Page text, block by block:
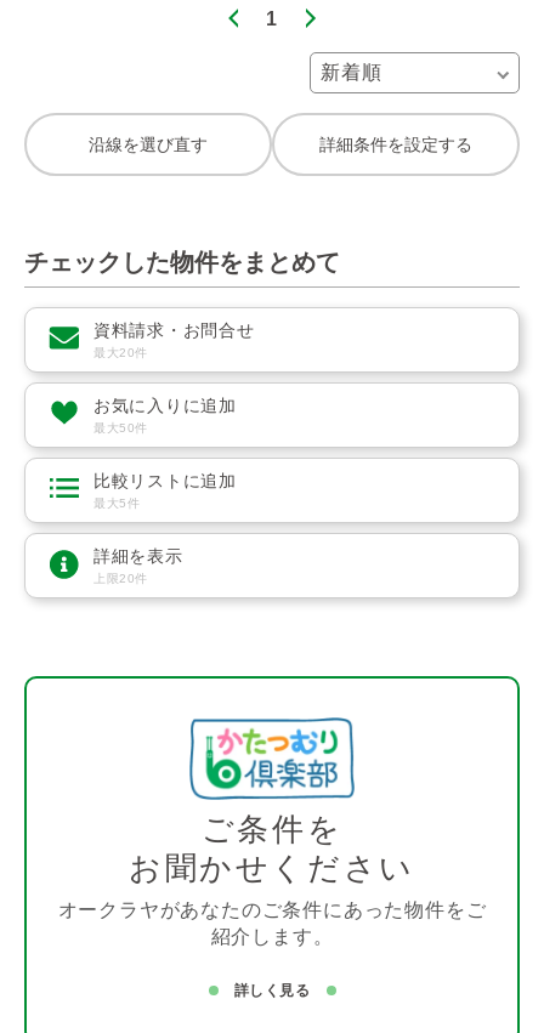
1
沿線を選び直す 詳細条件を設定する
チェックした物件をまとめて
資料請求・お問合せ
最大20件
お気に入りに追加
最大50件
比較リストに追加
最大5件
詳細を表示
上限20件
ご条件を
お聞かせください
オークラヤがあなたのご条件にあった物件をご
紹介します。
詳しく見る